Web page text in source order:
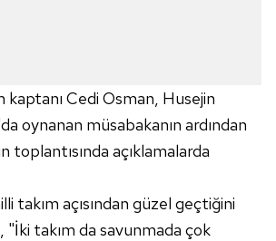
kaptanı Cedi Osman, Husejin
oynanan müsabakanın ardından
toplantısında açıklamalarda
takım açısından güzel geçtiğini
takım da savunmada çok